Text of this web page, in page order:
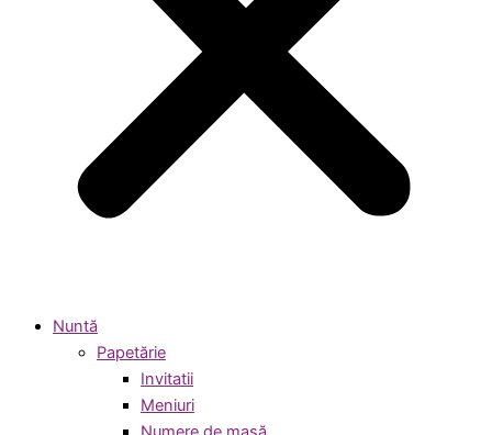
Nuntă
Papetărie
Invitatii
Meniuri